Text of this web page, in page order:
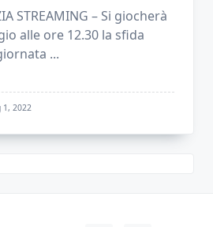
STREAMING – Si giocherà
alle ore 12.30 la sfida
...
1, 2022